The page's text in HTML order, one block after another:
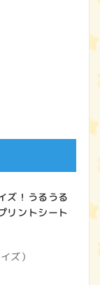
ズ！うるうる
リントシート
ズ）